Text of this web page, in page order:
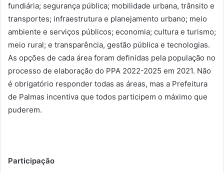
fundiária; segurança pública; mobilidade urbana, trânsito e
transportes; infraestrutura e planejamento urbano; meio
ambiente e serviços públicos; economia; cultura e turismo;
meio rural; e transparência, gestão pública e tecnologias.
As opções de cada área foram definidas pela população no
processo de elaboração do PPA 2022-2025 em 2021. Não
é obrigatório responder todas as áreas, mas a Prefeitura
de Palmas incentiva que todos participem o máximo que
puderem.
Participação